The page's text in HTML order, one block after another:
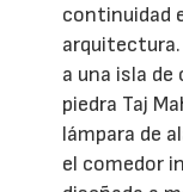
continuidad
a una isla
piedra Taj
lámpara de
el comedor